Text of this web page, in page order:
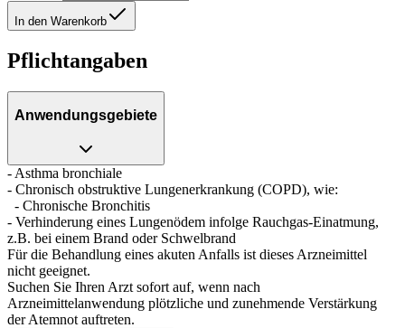
In den Warenkorb
Pflichtangaben
Anwendungsgebiete
- Asthma bronchiale
- Chronisch obstruktive Lungenerkrankung (COPD), wie:
- Chronische Bronchitis
- Verhinderung eines Lungenödem infolge Rauchgas-Einatmung,
z.B. bei einem Brand oder Schwelbrand
Für die Behandlung eines akuten Anfalls ist dieses Arzneimittel
nicht geeignet.
Suchen Sie Ihren Arzt sofort auf, wenn nach
Arzneimittelanwendung plötzliche und zunehmende Verstärkung
der Atemnot auftreten.